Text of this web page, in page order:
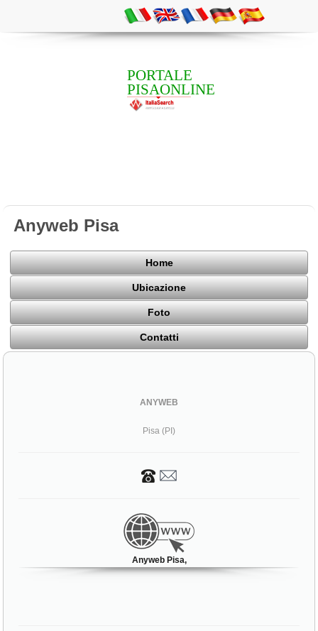
PORTALE
PISAONLINE
Anyweb Pisa
Home
Ubicazione
Foto
Contatti
ANYWEB
Pisa (PI)
Anyweb Pisa,